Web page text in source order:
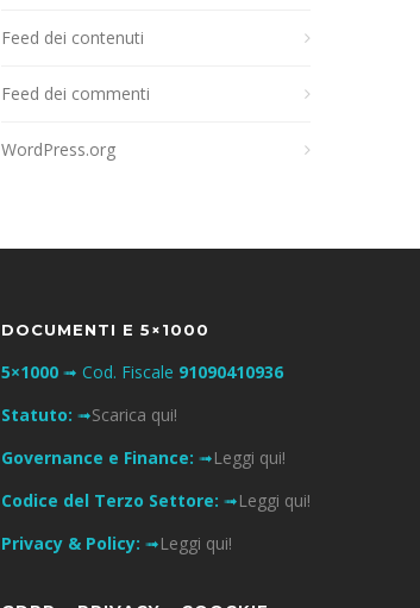
Feed dei contenuti
Feed dei commenti
WordPress.org
DOCUMENTI E 5×1000
5×1000 ➟ Cod. Fiscale 91090410936
Statuto: ➟Scarica qui!
Governance e Finance: ➟Leggi qui!
Codice del Terzo Settore: ➟Leggi qui!
Privacy & Policy: ➟Leggi qui!